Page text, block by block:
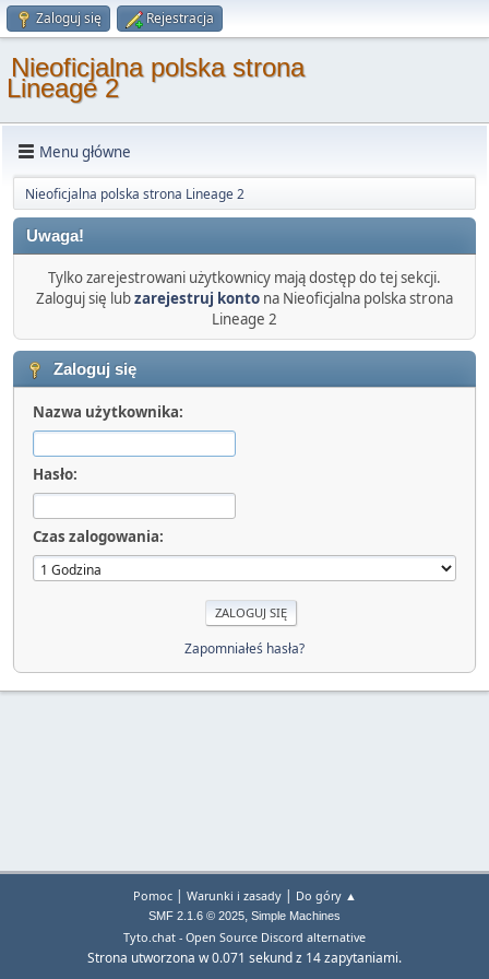
Zaloguj się Rejestracja
Nieoficjalna polska strona
Lineage 2
Menu główne
Nieoficjalna polska strona Lineage 2
Uwaga!
Tylko zarejestrowani użytkownicy mają dostęp do tej sekcji.
Zaloguj się lubzarejestruj konto na Nieoficjalna polska strona
Lineage 2
Zaloguj się
Nazwa użytkownika:
Hasło:
Czas zalogowania:
Zapomniałeś hasła?
Pomoc| Warunki i zasady| Do góry ▲
SMF 2.1.6 © 2025, Simple Machines
Tyto.chat - Open Source Discord alternative
Strona utworzona w 0.071 sekund z 14 zapytaniami.